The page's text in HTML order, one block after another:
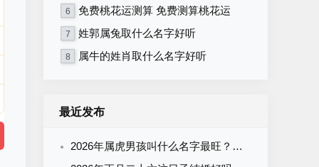
6 免费桃花运测算 免费测算桃花运
7 姓郭属兔取什么名字好听
8 属牛的姓肖取什么名字好听
最近发布
2026年属虎男孩叫什么名字最旺？霸气有寓意的男宝宝名字清单